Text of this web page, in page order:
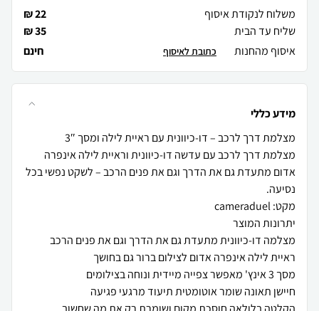
משלוח לנקודת איסוף
22 ₪
שליח עד הבית
35 ₪
איסוף מהחנות
חינם כתובת לאיסוף
מידע כללי
מצלמת דרך לרכב עם עדשה דו-כיוונית וראיית לילה אינפרה
אדום מתעדת גם את הדרך וגם את פנים הרכב – לשקט נפשי בכל